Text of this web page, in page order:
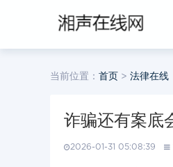
当前位置： 首页 > 法律在线
诈骗还有案底
2026-01-31 05:08:39